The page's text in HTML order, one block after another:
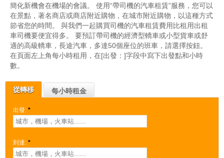
從轉移 每小時租金
出發: *
到達: *
簡化新機會在機場的會議。 使用“帶司機的汽車租賃”服務，您可以
在景點，著名商店或商店附近購物，在城市附近購物，以這種方式
節省您的時間。 與我們一起購買司機的汽車租賃費用比租用出租
車司機要便宜得多。 要預訂帶司機的經濟型轎車或小型貨車或舒
適的高級轎車，長途汽車，多達50個座位的班車，請選擇按鈕。
在頁面左上角每小時租用，在[出發：]字段中寫下出發點和小時
數。